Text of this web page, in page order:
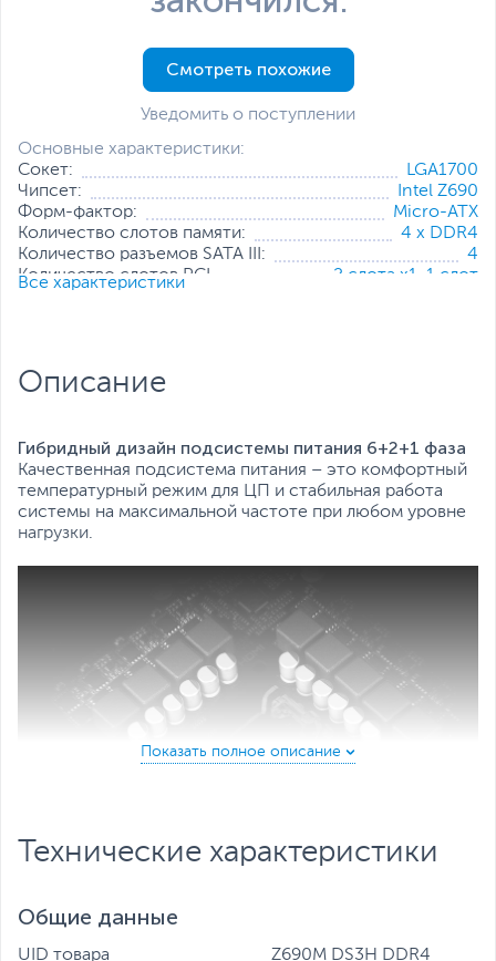
Основные характеристики:
Сокет:
LGA1700
Чипсет:
Intel Z690
Форм-фактор:
Micro-ATX
Количество слотов памяти:
4 x DDR4
Количество разъемов SATA III:
4
Количество слотов PCI
2 слота x1
1 слот
Все характеристики
Смотреть похожие
Уведомить о поступлении
Описание
Гибридный дизайн подсистемы питания 6+2+1 фаза
Качественная подсистема питания – это комфортный
температурный режим для ЦП и стабильная работа
системы на максимальной частоте при любом уровне
нагрузки.
Радиаторы Thermal Guard
Своевременно и эффективно рассеивая тепло,
Технические характеристики
Общие данные
UID товара Z690M DS3H DDR4